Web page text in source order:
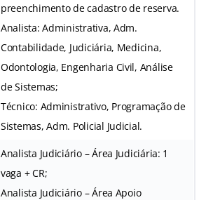
preenchimento de cadastro de reserva.
Analista: Administrativa, Adm.
Contabilidade, Judiciária, Medicina,
Odontologia, Engenharia Civil, Análise
de Sistemas;
Técnico: Administrativo, Programação de
Sistemas, Adm. Policial Judicial.
Analista Judiciário – Área Judiciária: 1
vaga + CR;
Analista Judiciário – Área Apoio